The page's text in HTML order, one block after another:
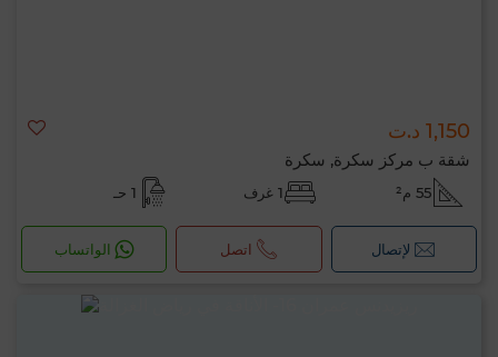
1,150 د.ت
شقة ب مركز سكرة, سكرة
55 م² 1 غرف 1 حـ
لإتصال اتصل الواتساب